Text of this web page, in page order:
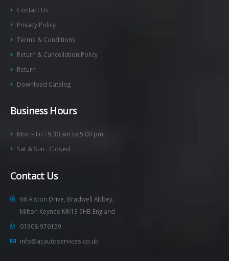
Contact Us
Privacy Policy
Terms & Conditions
Return & Cancellation Policy
Return
Download Catalog
Business Hours
Mon – Fri : 9.30 am to 5.00 pm
Sat & Sun : Closed
Contact Us
66 Alston Drive, Bradwell Abbey,
Milton Keynes MK13 9HB.England
01908-976159
info@acautoservices.co.uk